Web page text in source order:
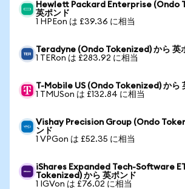
Hewlett Packard Enterprise (Ondo
英ポンド
1 HPEon は £39.36 に相当
Teradyne (Ondo Tokenized) から 英
1 TERon は £283.92 に相当
T-Mobile US (Ondo Tokenized) から
1 TMUSon は £132.84 に相当
Vishay Precision Group (Ondo
ンド
1 VPGon は £52.35 に相当
iShares Expanded Tech-Software
Tokenized) から 英ポンド
1 IGVon は £76.02 に相当